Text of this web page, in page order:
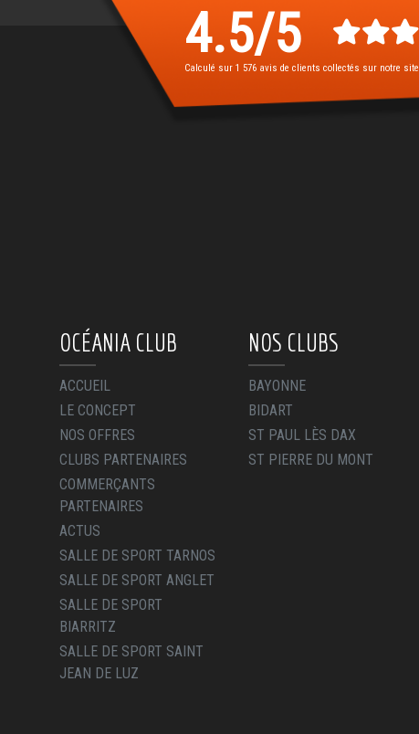
4.5/5
Calculé sur 1 576 avis de clients collectés sur notre
OCÉANIA CLUB
ACCUEIL
LE CONCEPT
NOS OFFRES
CLUBS PARTENAIRES
COMMERÇANTS
PARTENAIRES
ACTUS
SALLE DE SPORT TARNOS
SALLE DE SPORT ANGLET
SALLE DE SPORT
BIARRITZ
SALLE DE SPORT SAINT
JEAN DE LUZ
NOS CLUBS
BAYONNE
BIDART
ST PAUL LÈS DAX
ST PIERRE DU MONT